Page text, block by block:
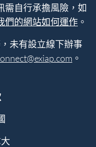
需自行承擔風險，如
們的網站如何運作 。
未有設立線下辦事
。